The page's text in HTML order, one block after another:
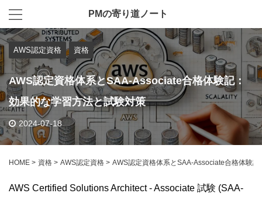
PMの寄り道ノート
AWS認定資格 資格
AWS認定資格体系とSAA-Associate合格体験記：
効果的な学習方法と試験対策
2024-07-18
HOME > 資格 > AWS認定資格 > AWS認定資格体系とSAA-Associate合格体験
AWS Certified Solutions Architect - Associate 試験 (SAA-